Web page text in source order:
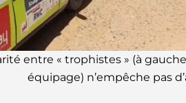
entre « trophistes » (à
équipage) n’empêche pas